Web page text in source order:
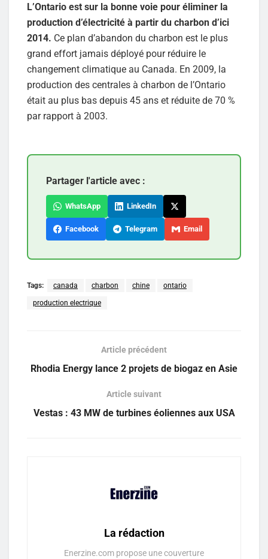
L’Ontario est sur la bonne voie pour éliminer la
production d’électricité à partir du charbon d’ici
2014. Ce plan d’abandon du charbon est le plus
grand effort jamais déployé pour réduire le
changement climatique au Canada. En 2009, la
production des centrales à charbon de l’Ontario
était au plus bas depuis 45 ans et réduite de 70 %
par rapport à 2003.
Partager l'article avec :
WhatsApp LinkedIn
Facebook Telegram Email
Tags: canada charbon chine ontario
production electrique
Article précédent
Rhodia Energy lance 2 projets de biogaz en Asie
Article suivant
Vestas : 43 MW de turbines éoliennes aux USA
La rédaction
Enerzine.com propose une couverture